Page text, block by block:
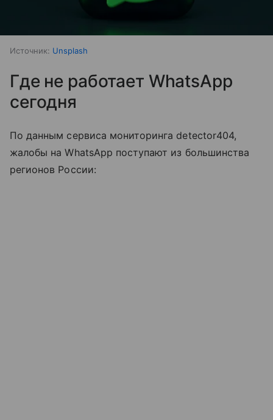
Источник: Unsplash
Где не работает WhatsApp
сегодня
По данным сервиса мониторинга detector404,
жалобы на WhatsApp поступают из большинства
регионов России: